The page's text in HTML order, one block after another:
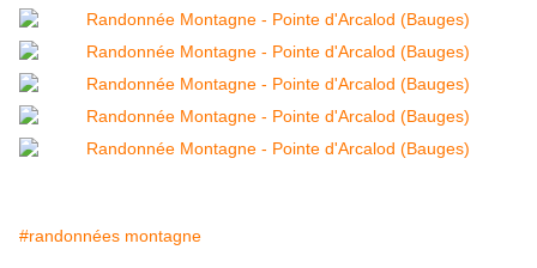
#randonnées montagne